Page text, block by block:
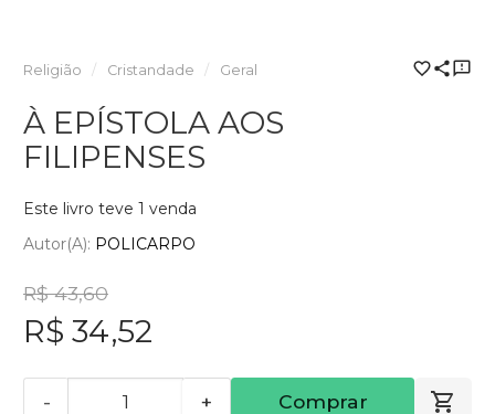
Religião Cristandade Geral
À EPÍSTOLA AOS
FILIPENSES
Este livro teve 1 venda
Autor(a): POLICARPO
R$ 43,60
R$ 34,52
- + Comprar